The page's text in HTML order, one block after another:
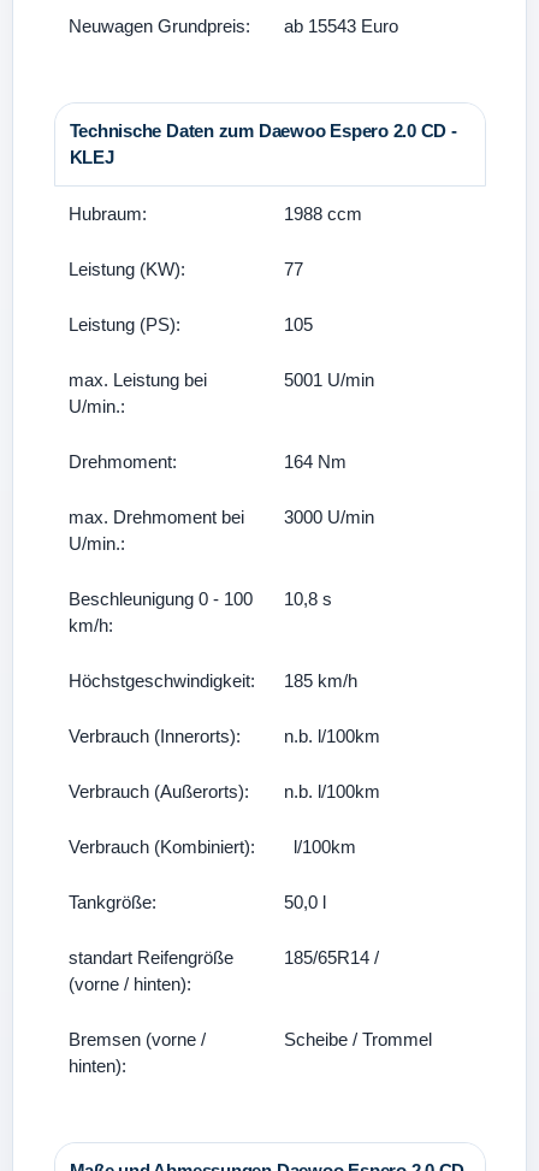
Neuwagen Grundpreis: ab 15543 Euro
Technische Daten zum Daewoo Espero 2.0 CD -
KLEJ
Hubraum: 1988 ccm
Leistung (KW): 77
Leistung (PS): 105
max. Leistung bei
U/min.:
5001 U/min
Drehmoment: 164 Nm
max. Drehmoment bei
U/min.:
3000 U/min
Beschleunigung 0 - 100
km/h:
10,8 s
Höchstgeschwindigkeit: 185 km/h
Verbrauch (Innerorts): n.b. l/100km
Verbrauch (Außerorts): n.b. l/100km
Verbrauch (Kombiniert): l/100km
Tankgröße: 50,0 l
standart Reifengröße
(vorne / hinten):
185/65R14 /
Bremsen (vorne /
hinten):
Scheibe / Trommel